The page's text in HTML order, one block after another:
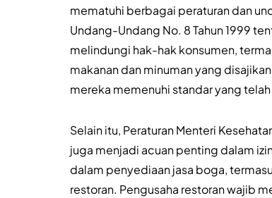
mematuhi berbagai peraturan dan
Undang-Undang No. 8 Tahun 1999
melindungi hak-hak konsumen,
makanan dan minuman yang
mereka memenuhi standar yang
Selain itu, Peraturan Menteri
juga menjadi acuan penting dalam
dalam penyediaan jasa boga,
restoran. Pengusaha restoran wajib